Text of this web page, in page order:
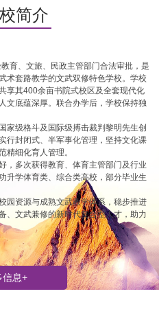
简介
育、文旅、民政主管部门合法审批，是
术套路教学的文武双修特色学校。学校
享其400余亩书院式校区及全套现代化
文底蕴深厚。联合办学后，学校保持独
家级格斗及国际级搏击裁判黎明先生创
行封闭式、半军事化管理，坚持文化课
精细化育人管理。
，多次获得教育、体育主管部门及行业
升学体育类、综合类高校，部分毕业生
园资源与成熟文武教学体系，稳步推进
、文武兼修的新时代复合型人才，助力
信息+